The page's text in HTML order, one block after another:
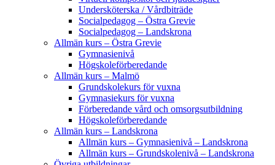
Undersköterska / Vårdbiträde
Socialpedagog – Östra Grevie
Socialpedagog – Landskrona
Allmän kurs – Östra Grevie
Gymnasienivå
Högskoleförberedande
Allmän kurs – Malmö
Grundskolekurs för vuxna
Gymnasiekurs för vuxna
Förberedande vård och omsorgsutbildning
Högskoleförberedande
Allmän kurs – Landskrona
Allmän kurs – Gymnasienivå – Landskrona
Allmän kurs – Grundskolenivå – Landskrona